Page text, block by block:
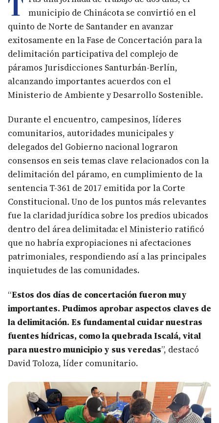
municipio de Chinácota se convirtió en el
quinto de Norte de Santander en avanzar
exitosamente en la Fase de Concertación para la
delimitación participativa del complejo de
páramos Jurisdicciones Santurbán-Berlín,
alcanzando importantes acuerdos con el
Ministerio de Ambiente y Desarrollo Sostenible.
Durante el encuentro, campesinos, líderes
comunitarios, autoridades municipales y
delegados del Gobierno nacional lograron
consensos en seis temas clave relacionados con la
delimitación del páramo, en cumplimiento de la
sentencia T-361 de 2017 emitida por la Corte
Constitucional. Uno de los puntos más relevantes
fue la claridad jurídica sobre los predios ubicados
dentro del área delimitada: el Ministerio ratificó
que no habría expropiaciones ni afectaciones
patrimoniales, respondiendo así a las principales
inquietudes de las comunidades.
“Estos dos días de concertación fueron muy
importantes. Pudimos aprobar aspectos claves de
la delimitación. Es fundamental cuidar nuestras
fuentes hídricas, como la quebrada Iscalá, vital
para nuestro municipio y sus veredas”, destacó
David Toloza, líder comunitario.